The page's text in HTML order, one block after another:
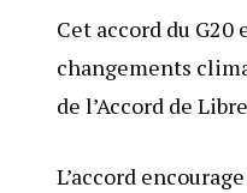
Cet accord du
changements
de l’Accord de
L’accord